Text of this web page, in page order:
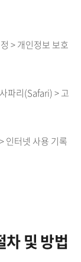
> 개인정보 보호
파리(Safari) > 고
인터넷 사용 기록
차 및 방법